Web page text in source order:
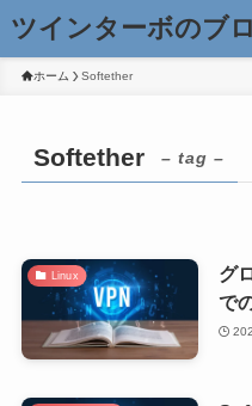
ツインターボのブ
ホーム Softether
Softether – tag –
Linux
グ
で